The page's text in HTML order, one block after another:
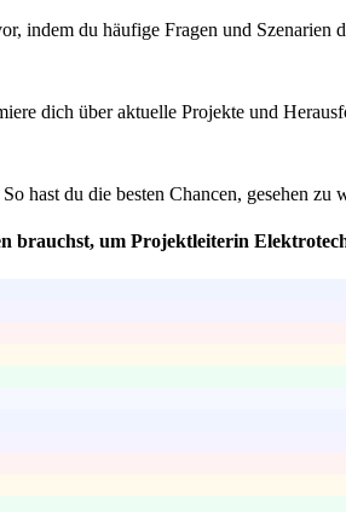
indem du häufige Fragen und
dich über aktuelle Projekte und
hast du die besten Chancen, gesehen
brauchst, um Projektleiterin